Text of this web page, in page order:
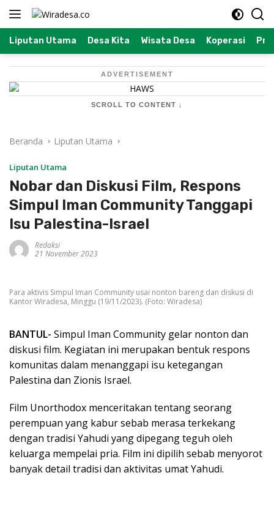
Langsung
Liputan Utama Desa Kita Wisata Desa Koperasi
ADVERTISEMENT
SCROLL TO CONTENT ↓
Beranda Liputan Utama
Liputan Utama
Nobar dan Diskusi Film, Respons
Simpul Iman Community Tanggapi
Isu Palestina-Israel
Redaksi
21 November 2023
Para aktivis Simpul Iman Community usai nonton bareng dan diskusi di
Kantor Wiradesa, Minggu (19/11/2023). (Foto: Wiradesa)
BANTUL- Simpul Iman Community gelar nonton dan
diskusi film. Kegiatan ini merupakan bentuk respons
komunitas dalam menanggapi isu ketegangan
Palestina dan Zionis Israel.
Film Unorthodox menceritakan tentang seorang
perempuan yang kabur sebab merasa terkekang
dengan tradisi Yahudi yang dipegang teguh oleh
keluarga mempelai pria. Film ini dipilih sebab menyorot
banyak detail tradisi dan aktivitas umat Yahudi.